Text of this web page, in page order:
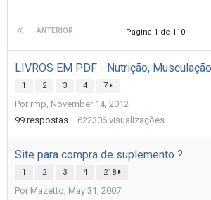
ANTERIOR Página 1 de 110
LIVROS EM PDF - Nutrição,
1 2 3 4 7
Por rmp November 14, 2012
99 respostas 622306 visualizações
Site para compra de suplemento ?
1 2 3 4 218
Por Mazetto May 31, 2007